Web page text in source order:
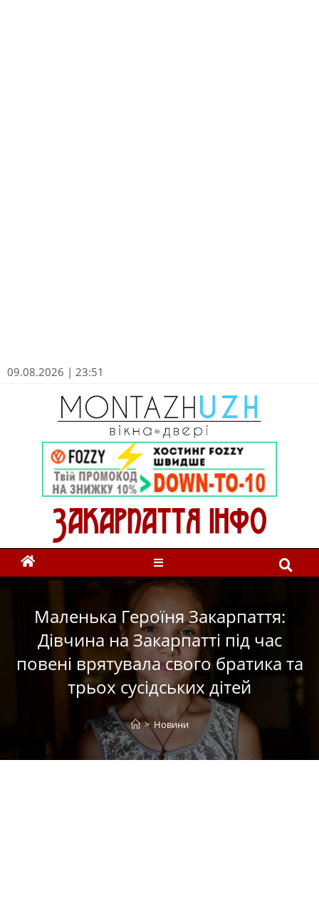
09.08.2026 | 23:51
Маленька Героїня Закарпаття:
Дівчина на Закарпатті під час
повені врятувала свого братика та
трьох сусідських дітей
> Новини